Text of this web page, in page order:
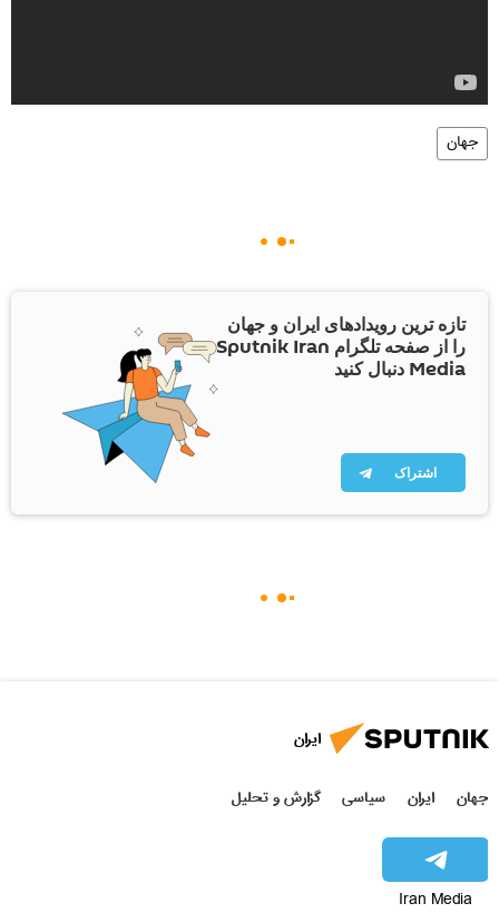
جهان
تازه ترین رویدادهای ایران و جهان
را از صفحه تلگرام Sputnik Iran
Media دنبال کنید
اشتراک
ایران
جهان ایران سیاسی گزارش و تحلیل
Iran Media